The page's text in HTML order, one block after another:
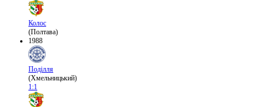
Колос
(Полтава)
1988
Поділля
(Хмельницький)
1:1